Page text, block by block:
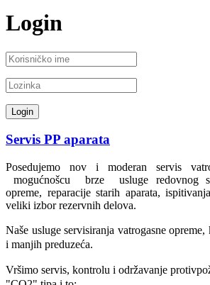
Login
Servis PP aparata
Posedujemo nov i moderan servis
mogućnošcu brze usluge redovnog
opreme, reparacije starih aparata,
veliki izbor rezervnih delova.
Naše usluge servisiranja vatrogasne
i manjih preduzeća.
Vršimo servis, kontrolu i održavanje